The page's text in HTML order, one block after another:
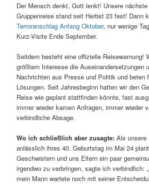
Der Mensch denkt, Gott lenkt! Unsere
Gruppenreise stand seit Herbst 23 fest! Dann
Terroranschlag Anfang Oktober, nur wenige
Kurz-Visite Ende September.
Seitdem besteht eine offizielle Reisewarnung!
größtem Interesse die Auseinandersetzungen
Nachrichten aus Presse und Politik und beten
Lösungen. Seit Jahresbeginn hatten wir den
Reise wie geplant stattfinden könnte, fast
immer wieder kamen Anfragen, immer wieder
verbindliche Absage.
Wo ich schließlich aber zusagte: Als unsere
anlässlich ihres 40. Geburtstag im Mai 24
Geschwistern und uns Eltern ein paar
irgendwo zu verbringen, sagte ich verbindlich:
mein Mann wartete noch mit seiner